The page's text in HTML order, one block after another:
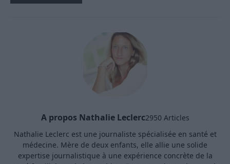
A propos Nathalie Leclerc2950 Articles
Nathalie Leclerc est une journaliste spécialisée en santé et
médecine. Mère de deux enfants, elle allie une solide
expertise journalistique à une expérience concrète de la